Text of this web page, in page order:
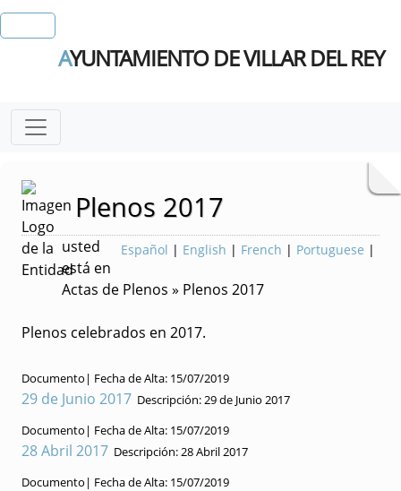
AYUNTAMIENTO DE VILLAR DEL REY
Plenos 2017
Español | English | French | Portuguese |
usted
está en
Actas de Plenos » Plenos 2017
Plenos celebrados en 2017.
Documento| Fecha de Alta: 15/07/2019
29 de Junio 2017 Descripción:29 de Junio 2017
Documento| Fecha de Alta: 15/07/2019
28 Abril 2017 Descripción:28 Abril 2017
Documento| Fecha de Alta: 15/07/2019